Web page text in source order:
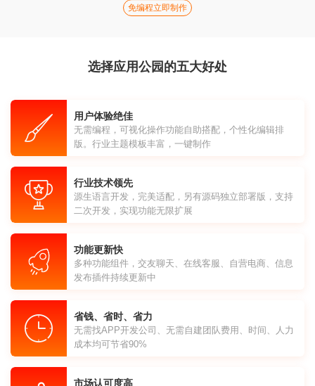
免编程立即制作
选择应用公园的五大好处
用户体验绝佳
无需编程，可视化操作功能自助搭配，个性化编辑排
版。行业主题模板丰富，一键制作
行业技术领先
源生语言开发，完美适配，另有源码独立部署版，支持
二次开发，实现功能无限扩展
功能更新快
多种功能组件，交友聊天、在线客服、自营电商、信息
发布插件持续更新中
省钱、省时、省力
无需找APP开发公司、无需自建团队费用、时间、人力
成本均可节省90%
市场认可度高